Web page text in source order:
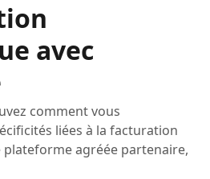
avec
comment vous
liées à la facturation
agréée partenaire,